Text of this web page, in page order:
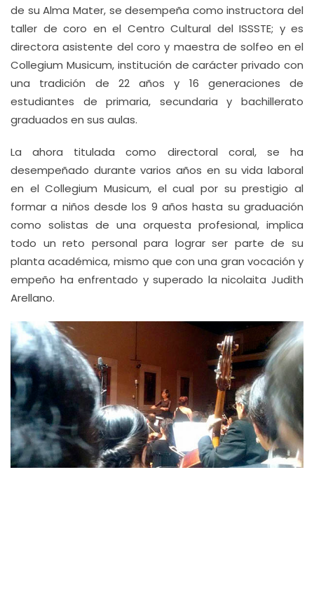
de su Alma Mater, se desempeña como instructora del
taller de coro en el Centro Cultural del ISSSTE; y es
directora asistente del coro y maestra de solfeo en el
Collegium Musicum, institución de carácter privado con
una tradición de 22 años y 16 generaciones de
estudiantes de primaria, secundaria y bachillerato
graduados en sus aulas.
La ahora titulada como directoral coral, se ha
desempeñado durante varios años en su vida laboral
en el Collegium Musicum, el cual por su prestigio al
formar a niños desde los 9 años hasta su graduación
como solistas de una orquesta profesional, implica
todo un reto personal para lograr ser parte de su
planta académica, mismo que con una gran vocación y
empeño ha enfrentado y superado la nicolaita Judith
Arellano.